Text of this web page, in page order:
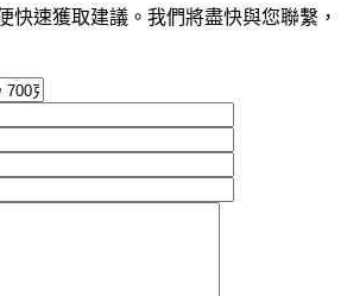
快速獲取建議。我們將盡快與您聯繫，